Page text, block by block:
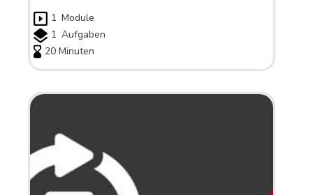
1 Module
1 Aufgaben
20 Minuten